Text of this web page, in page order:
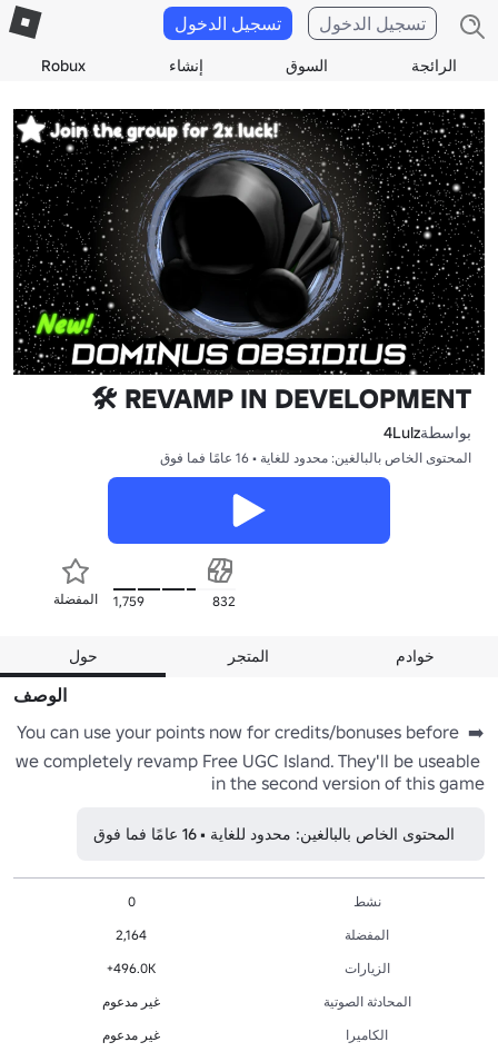
الرائجة السوق إنشاء Robux
تسجيل الدخول تسجيل الدخول
REVAMP IN DEVELOPMENT 🛠️
بواسطة4Lulz
المحتوى الخاص بالبالغين: محدود للغاية • 16 عامًا فما فوق
المفضلة 1,759 832
حول المتجر خوادم
الوصف
➡️ You can use your points now for credits/bonuses before
we completely revamp Free UGC Island. They'll be useable
in the second version of this game
المحتوى الخاص بالبالغين: محدود للغاية • 16 عامًا فما فوق
نشط
0
المفضلة
2,164
الزيارات
496.0K+
المحادثة الصوتية
غير مدعوم
الكاميرا
غير مدعوم